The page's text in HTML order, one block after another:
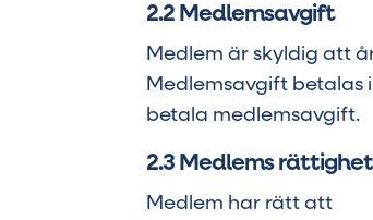
2.2 Medlemsavgift
Medlem är skyldig att
Medlemsavgift betalas
betala medlemsavgift.
2.3 Medlems
Medlem har rätt att